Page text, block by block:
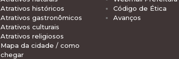
Atrativos históricos
Atrativos gastronômicos
Atrativos culturais
Atrativos religiosos
Mapa da cidade / como
chegar
Código de Ética
Avanços